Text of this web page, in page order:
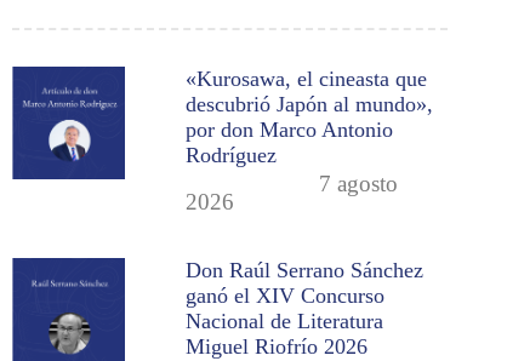
«Kurosawa, el cineasta que
descubrió Japón al mundo»,
por don Marco Antonio
Rodríguez
7 agosto
2026
Don Raúl Serrano Sánchez
ganó el XIV Concurso
Nacional de Literatura
Miguel Riofrío 2026